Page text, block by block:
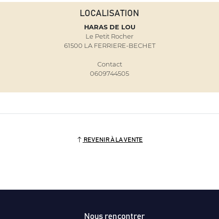
LOCALISATION
HARAS DE LOU
Le Petit Rocher
61500 LA FERRIERE-BECHET
Contact
0609744505
REVENIR À LA VENTE
Nous rencontrer